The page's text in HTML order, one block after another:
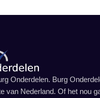
Onderdelen. Burg
van Nederland. Of het nou